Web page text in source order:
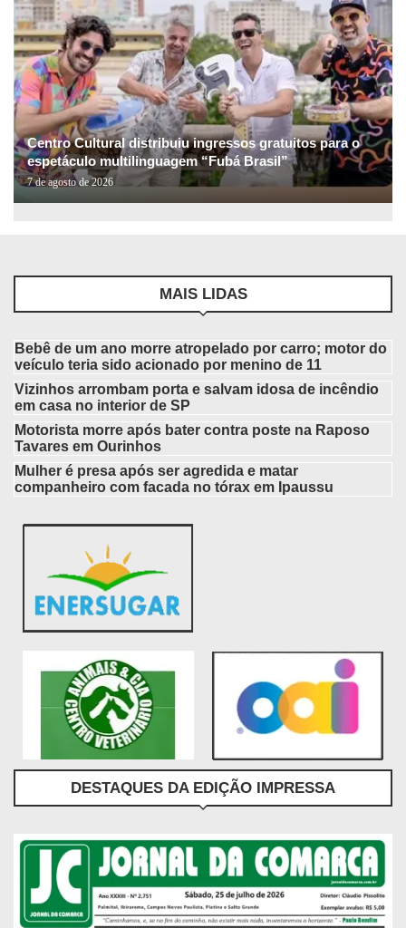
Centro Cultural distribuiu ingressos gratuitos para o
espetáculo multilinguagem “Fubá Brasil”
7 de agosto de 2026
MAIS LIDAS
Bebê de um ano morre atropelado por carro; motor do
veículo teria sido acionado por menino de 11
Vizinhos arrombam porta e salvam idosa de incêndio
em casa no interior de SP
Motorista morre após bater contra poste na Raposo
Tavares em Ourinhos
Mulher é presa após ser agredida e matar
companheiro com facada no tórax em Ipaussu
DESTAQUES DA EDIÇÃO IMPRESSA